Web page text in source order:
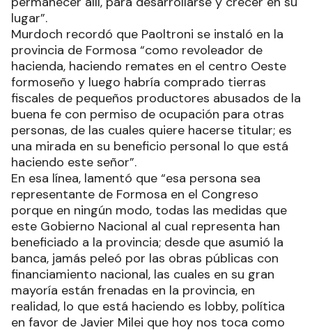
lugar”.
Murdoch recordó que Paoltroni se instaló en la
provincia de Formosa “como revoleador de
hacienda, haciendo remates en el centro Oeste
formoseño y luego habría comprado tierras
fiscales de pequeños productores abusados de la
buena fe con permiso de ocupación para otras
personas, de las cuales quiere hacerse titular; es
una mirada en su beneficio personal lo que está
haciendo este señor”.
En esa línea, lamentó que “esa persona sea
representante de Formosa en el Congreso
porque en ningún modo, todas las medidas que
este Gobierno Nacional al cual representa han
beneficiado a la provincia; desde que asumió la
banca, jamás peleó por las obras públicas con
financiamiento nacional, las cuales en su gran
mayoría están frenadas en la provincia, en
realidad, lo que está haciendo es lobby, política
en favor de Javier Milei que hoy nos toca como